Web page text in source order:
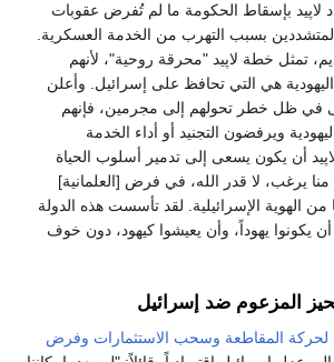
مايو 2013، هدد لاپيد بإسقاط الحكومة ما لم تُفرض عقوبات
المتشددين بسبب التهرب من الخدمة العسكرية.
تمثل خطة لاپيد "محرقة روحية"، لأنهم
هي التي تحافظ على إسرائيل. وأعلن
في ظل خطر تحولهم إلى مجرمين، فإنهم
ويرفضون التجنيد أو أداء الخدمة
أن يكون يسعى إلى تدمير أسلوب الحياة
منا يرغب، لا قدر الله، في فرض [العلمانية]
الهوية الإسرائيلية. لقد تأسست هذه الدولة
يكونوا يهوداً، وأن يعيشوا كيهود، دون خوف
المزعوم ضد إسرائيل
لحركة المقاطعة وسحب الاستثمارات وفرض